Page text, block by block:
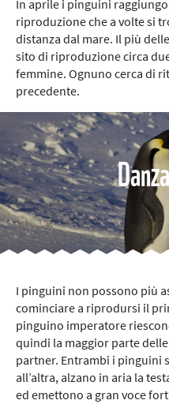
In aprile i pinguini
riproduzione che a volte si
distanza dal mare. Il più
sito di riproduzione circa
femmine. Ognuno cerca di
precedente.
I pinguini non possono più
cominciare a riprodursi il
pinguino imperatore
quindi la maggior parte
partner. Entrambi i pinguini
all’altra, alzano in aria la
ed emettono a gran voce